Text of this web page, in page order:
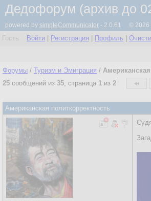
Дедофорум (архив до
powered by simpleCommunicator - 2.0.61 © 2026
Гость Войти Регистрация Профиль
Форумы / Туризм и Эмиграция /
25 сообщений из 35, страница 1 из 2
Американская политкорректность